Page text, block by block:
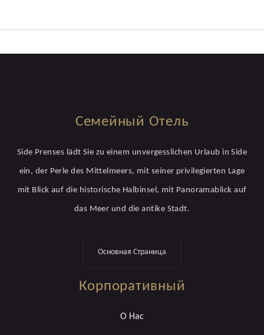
Семейный Отель
Side Prenses lädt Sie zu einem unvergesslichen Urlaub in Side
ein, der Perle des Mittelmeers, mit seiner privilegierten Lage
mit Blick auf die historische Halbinsel, mit Panoramablick auf
das Meer und die antike Stadt.
Основная Страница
Корпоративный
О Нас